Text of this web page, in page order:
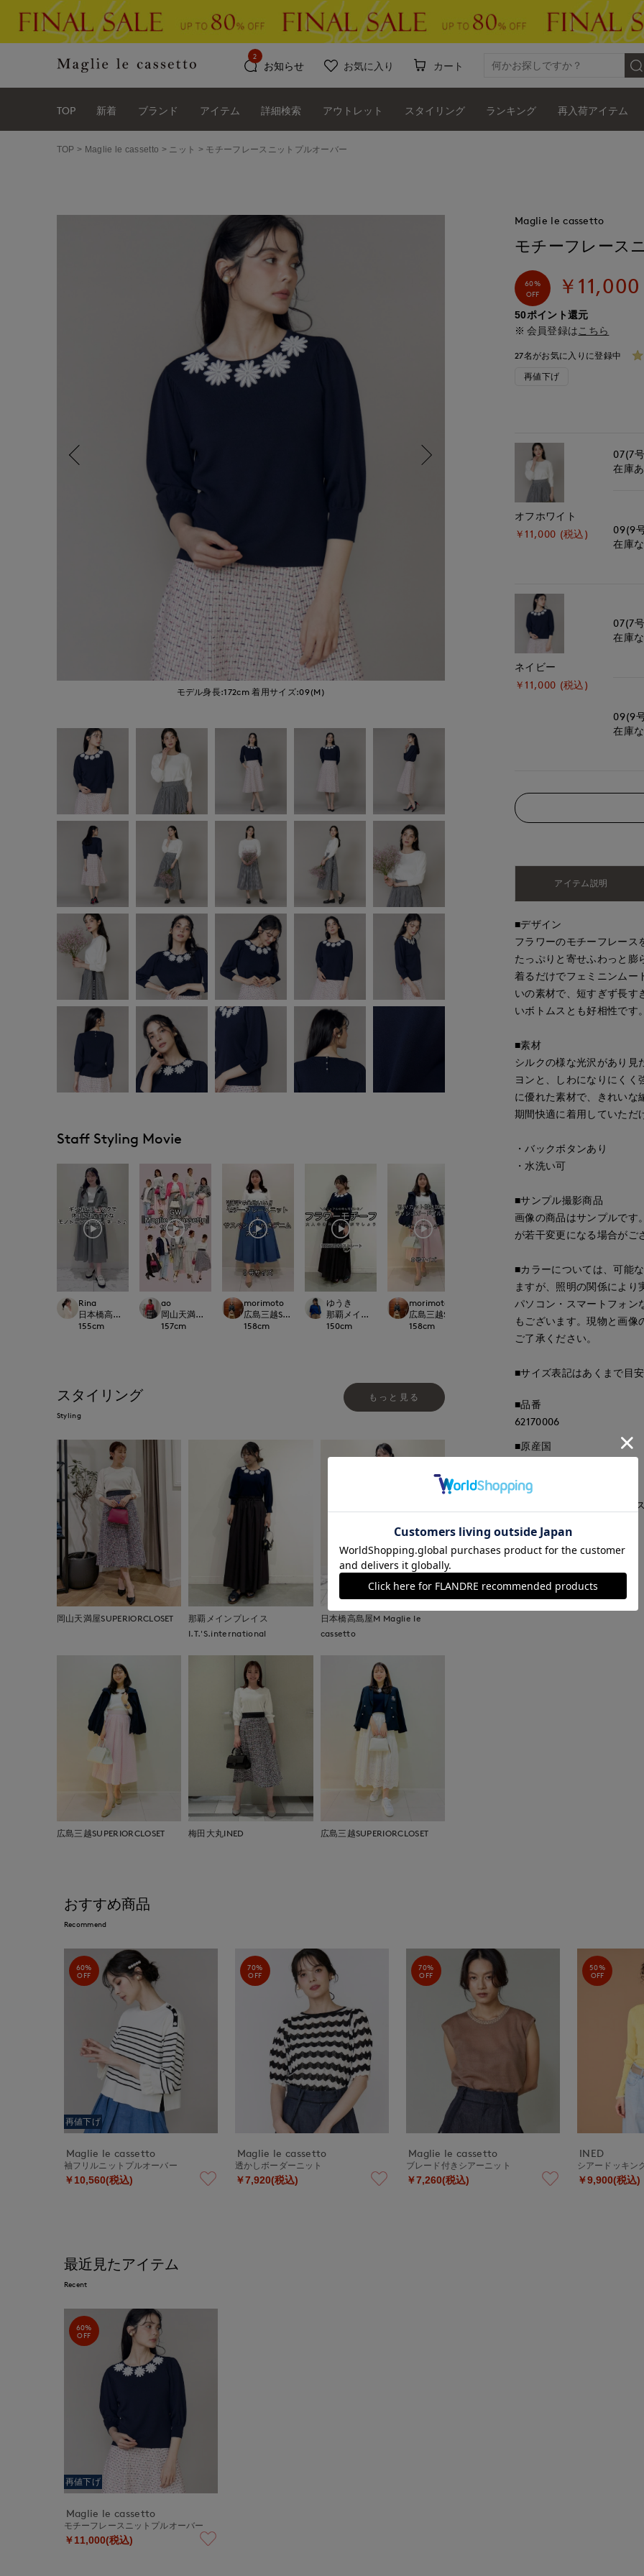
お知らせ
2
お気に入り カート
TOP 新着 ブランド アイテム 詳細検索 アウトレット スタイリング ランキング 再入荷アイテム
TOP Maglie le cassetto ニット モチーフレースニットプルオーバー
モデル身長:172cm 着用サイズ:09(M) モデル身長:172cm
Staff Styling Movie
Rina
日本橋高島屋M Maglie le cassetto
155cm
ao
岡山天満屋SUPERIORCLOSET
157cm
morimoto
広島三越SUPERIORCLOSET
158cm
ゆうき
那覇メインプレイスI.T.'S.international
150cm
morimoto
広島三越SUPERIORCLOSET
158cm
morimoto
cm
yama
160cm
スタイリング
Styling
もっと見る
岡山天満屋SUPERIORCLOSET
那覇メインプレイス
I.T.'S.international
日本橋高島屋M Maglie le
cassetto
広島三越SUPERIORCLOSET 梅田大丸INED 広島三越SUPERIORCLOSET
Maglie le cassetto
モチーフレース
60%
OFF
￥11,000
50ポイント還元
会員登録は こちら
27名がお気に入りに登録中
再値下げ
オフホワイト
￥11,000 (税込)
07(7
在庫
09(9
在庫
ネイビー
￥11,000 (税込)
07(7
在庫
09(9
在庫
アイテム説明
■デザイン
フラワーのモチーフレース
たっぷりと寄せふわっと膨
着るだけでフェミニンムー
いの素材で、短すぎず長す
いボトムスとも好相性です。
■素材
シルクの様な光沢があり見
ヨンと、しわになりにくく
に優れた素材で、きれいな
期間快適に着用していただ
・バックボタンあり
・水洗い可
■サンプル撮影商品
画像の商品はサンプルです
が若干変更になる場合がご
■カラーについては、可能
ますが、照明の関係により
パソコン・スマートフォン
もございます。現物と画像
ご了承ください。
■サイズ表記はあくまで目安
■品番
62170006
■原産国
■クオリティ
本体:レーヨン68% ポリエ
■取扱い方法
取り扱いについて
おすすめ商品
Recommend
60%
OFF
再値下げ
Maglie le cassetto
袖フリルニットプルオーバー
￥10,560(税込)
70%
OFF
Maglie le cassetto
透かしボーダーニット
￥7,920(税込)
70%
OFF
Maglie le cassetto
ブレード付きシアーニット
￥7,260(税込)
50%
OFF
INED
シアードッキン
￥9,900(税込)
最近見たアイテム
Recent
60%
OFF
再値下げ
Maglie le cassetto
モチーフレースニットプルオーバー
￥11,000(税込)